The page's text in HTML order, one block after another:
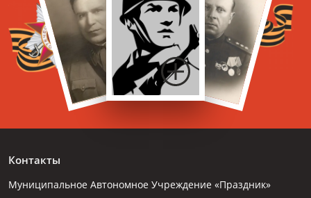
Контакты
Муниципальное Автономное Учреждение «Праздник»